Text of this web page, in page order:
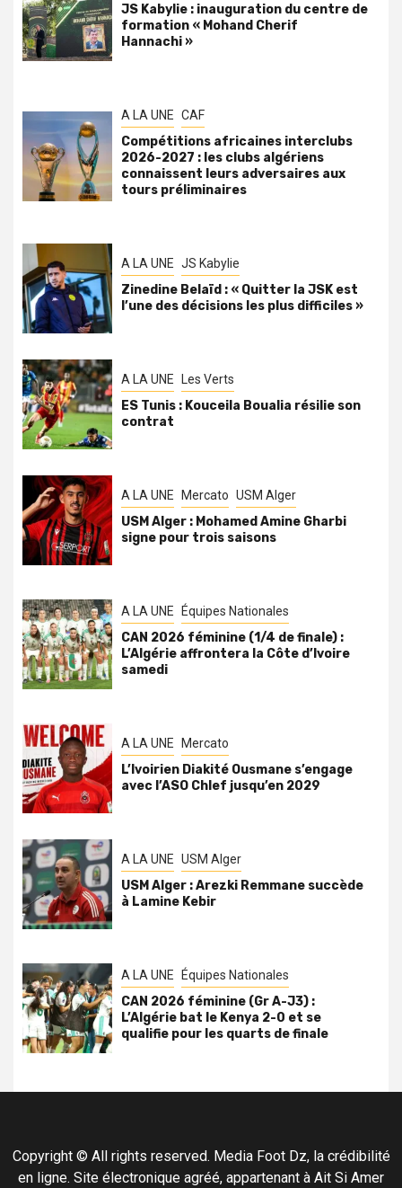
JS Kabylie : inauguration du centre de
formation « Mohand Cherif
Hannachi »
A LA UNE CAF
Compétitions africaines interclubs
2026-2027 : les clubs algériens
connaissent leurs adversaires aux
tours préliminaires
A LA UNE JS Kabylie
Zinedine Belaïd : « Quitter la JSK est
l’une des décisions les plus difficiles »
A LA UNE Les Verts
ES Tunis : Kouceila Boualia résilie son
contrat
A LA UNE Mercato USM Alger
USM Alger : Mohamed Amine Gharbi
signe pour trois saisons
A LA UNE Équipes Nationales
CAN 2026 féminine (1/4 de finale) :
L’Algérie affrontera la Côte d’Ivoire
samedi
A LA UNE Mercato
L’Ivoirien Diakité Ousmane s’engage
avec l’ASO Chlef jusqu’en 2029
A LA UNE USM Alger
USM Alger : Arezki Remmane succède
à Lamine Kebir
A LA UNE Équipes Nationales
CAN 2026 féminine (Gr A-J3) :
L’Algérie bat le Kenya 2-0 et se
qualifie pour les quarts de finale
Copyright © All rights reserved. Media Foot Dz, la crédibilité
en ligne. Site électronique agréé, appartenant à Ait Si Amer